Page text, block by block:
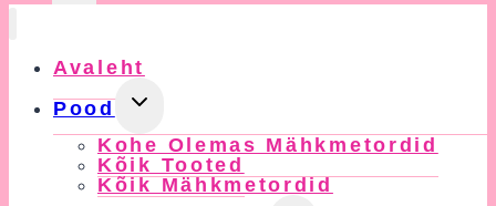
Avaleht
Pood
Toggle
Child
Menu
Kohe Olemas Mähkmetordid
Kõik Tooted
Kõik Mähkmetordid